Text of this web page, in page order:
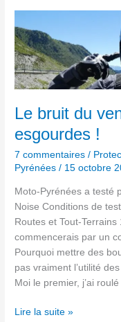
Le bruit du
esgourdes !
7 commentaires /
Pyrénées/ 15 octobre
Moto-Pyrénées a testé
Noise Conditions de
Routes et Tout-Terrains
commencerais par un
Pourquoi mettre des
pas vraiment l’utilité
Moi le premier, j’ai
bruit
du
vent
est
nocif pour
esgourdes
!
Lire la suite »